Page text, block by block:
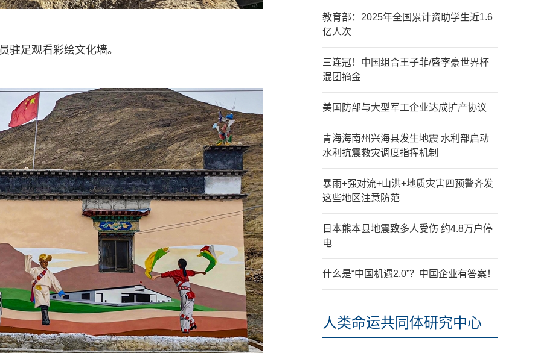
驻足观看彩绘文化墙。
教育部：2025年全国累计资助学生近1.6
亿人次
三连冠！中国组合王子菲/盛李豪世界杯
混团摘金
美国防部与大型军工企业达成扩产协议
青海海南州兴海县发生地震 水利部启动
水利抗震救灾调度指挥机制
暴雨+强对流+山洪+地质灾害四预警齐发
这些地区注意防范
日本熊本县地震致多人受伤 约4.8万户停
电
什么是“中国机遇2.0”？中国企业有答案！
人类命运共同体研究中心